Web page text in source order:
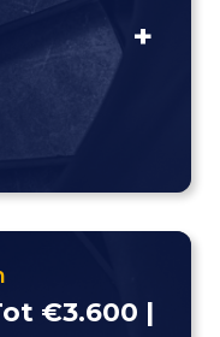
+
€3.600 |